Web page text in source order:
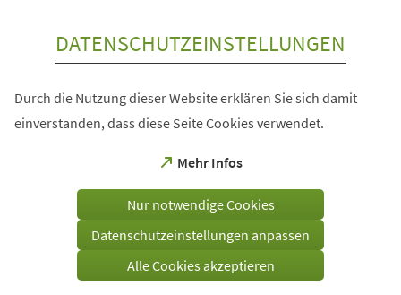
DATENSCHUTZEINSTELLUNGEN
Durch die Nutzung dieser Website erklären Sie sich damit
einverstanden, dass diese Seite Cookies verwendet.
Mehr Infos
(Öffnet
einem
Tab)
Nur notwendige Cookies
Datenschutzeinstellungen anpassen
Alle Cookies akzeptieren